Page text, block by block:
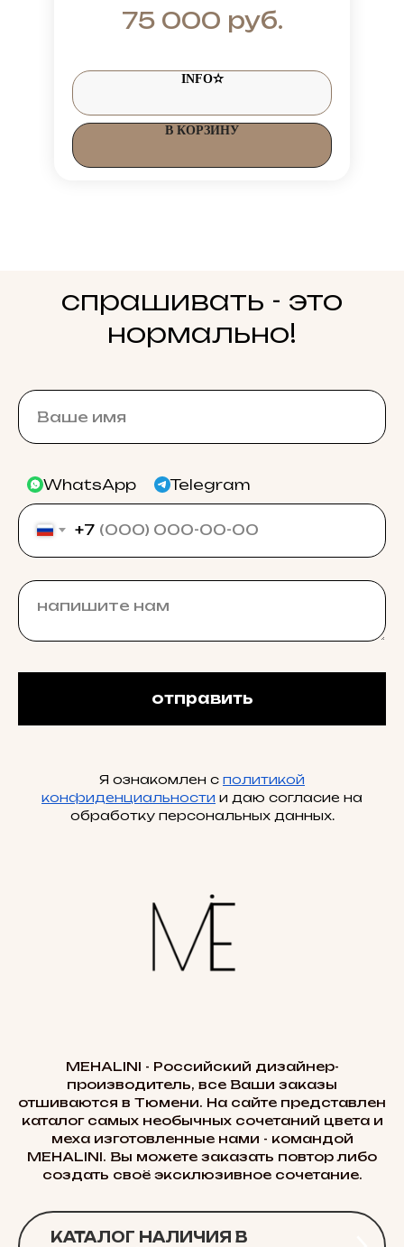
75 000 руб.
INFO✫
В КОРЗИНУ
спрашивать - это
нормально!
WhatsApp Telegram
+7
отправить
Я ознакомлен с политикой
конфиденциальности и даю согласие на
обработку персональных данных.
MEHALINI - Российский дизайнер-
производитель, все Ваши заказы
отшиваются в Тюмени. На сайте представлен
каталог самых необычных сочетаний цвета и
меха изготовленные нами - командой
MEHALINI. Вы можете заказать повтор либо
создать своё эксклюзивное сочетание.
КАТАЛОГ НАЛИЧИЯ В